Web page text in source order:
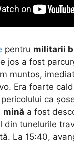
pentru militarii
jos a fost
muntos,
Era foarte
ca
mină a fost
din tunelurile
La 15:40,